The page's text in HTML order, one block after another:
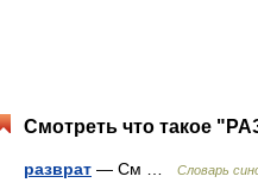
Смотреть что такое
разврат — См … Словарь